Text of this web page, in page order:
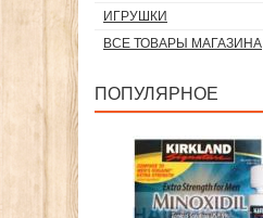
ИГРУШКИ
ВСЕ ТОВАРЫ МАГАЗИНА
ПОПУЛЯРНОЕ